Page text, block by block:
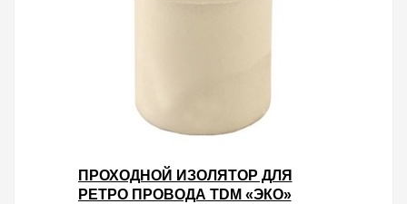
ПРОХОДНОЙ ИЗОЛЯТОР ДЛЯ
РЕТРО ПРОВОДА TDM «ЭКО»